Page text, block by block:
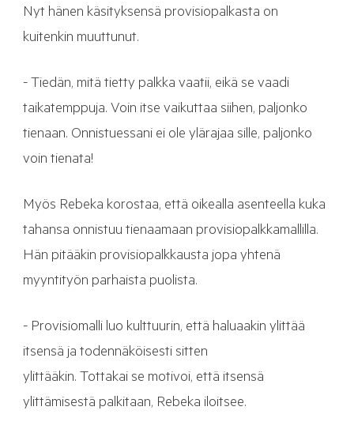
Nyt hänen käsityksensä provisiopalkasta on
kuitenkin muuttunut.
- Tiedän, mitä tietty palkka vaatii, eikä se vaadi
taikatemppuja. Voin itse vaikuttaa siihen, paljonko
tienaan. Onnistuessani ei ole ylärajaa sille, paljonko
voin tienata!
Myös Rebeka korostaa, että oikealla asenteella kuka
tahansa onnistuu tienaamaan provisiopalkkamallilla.
Hän pitääkin provisiopalkkausta jopa yhtenä
myyntityön parhaista puolista.
- Provisiomalli luo kulttuurin, että haluaakin ylittää
itsensä ja todennäköisesti sitten
ylittääkin. Tottakai se motivoi, että itsensä
ylittämisestä palkitaan, Rebeka iloitsee.